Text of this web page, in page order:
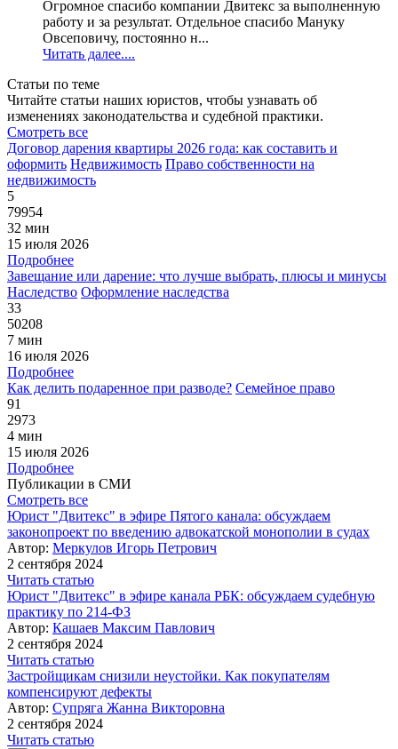
Огромное спасибо компании Двитекс за выполненную
работу и за результат. Отдельное спасибо Мануку
Овсеповичу, постоянно н...
Читать далее....
Статьи по теме
Читайте статьи наших юристов, чтобы узнавать об
изменениях законодательства и судебной практики.
Смотреть все
Договор дарения квартиры 2026 года: как составить и
оформить Недвижимость Право собственности на
недвижимость
5
79954
32 мин
15 июля 2026
Подробнее
Завещание или дарение: что лучше выбрать, плюсы и минусы
Наследство Оформление наследства
33
50208
7 мин
16 июля 2026
Подробнее
Как делить подаренное при разводе? Семейное право
91
2973
4 мин
15 июля 2026
Подробнее
Публикации в СМИ
Смотреть все
Юрист "Двитекс" в эфире Пятого канала: обсуждаем
законопроект по введению адвокатской монополии в судах
Автор: Меркулов Игорь Петрович
2 сентября 2024
Читать статью
Юрист "Двитекс" в эфире канала РБК: обсуждаем судебную
практику по 214-ФЗ
Автор: Кашаев Максим Павлович
2 сентября 2024
Читать статью
Застройщикам снизили неустойки. Как покупателям
компенсируют дефекты
Автор: Супряга Жанна Викторовна
2 сентября 2024
Читать статью